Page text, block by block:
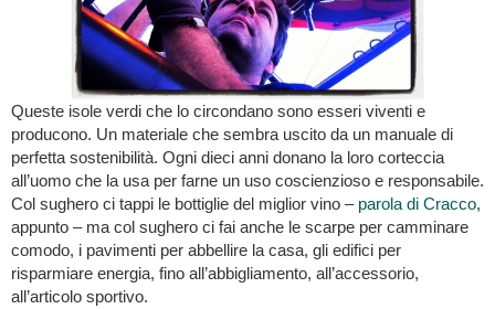
Queste isole verdi che lo circondano sono esseri viventi e
producono. Un materiale che sembra uscito da un manuale di
perfetta sostenibilità. Ogni dieci anni donano la loro corteccia
all’uomo che la usa per farne un uso coscienzioso e responsabile.
Col sughero ci tappi le bottiglie del miglior vino – parola di Cracco,
appunto – ma col sughero ci fai anche le scarpe per camminare
comodo, i pavimenti per abbellire la casa, gli edifici per
risparmiare energia, fino all’abbigliamento, all’accessorio,
all’articolo sportivo.